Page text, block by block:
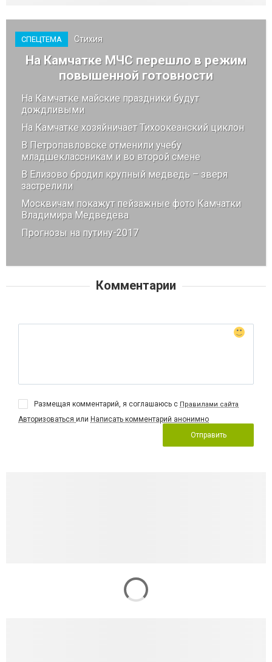
СПЕЦТЕМА Стихия
На Камчатке МЧС перешло в режим
повышенной готовности
На Камчатке майские праздники будут
дождливыми
На Камчатке хозяйничает Тихоокеанский циклон
В Петропавловске отменили учебу
младшеклассникам и во второй смене
В Елизово бродил крупный медведь – зверя
застрелили
Москвичам покажут пейзажные фото Камчатки
Владимира Медведева
Прогнозы на путину-2017
Комментарии
Размещая комментарий, я соглашаюсь с Правилами сайта
Авторизоваться или Написать комментарий анонимно
Отправить